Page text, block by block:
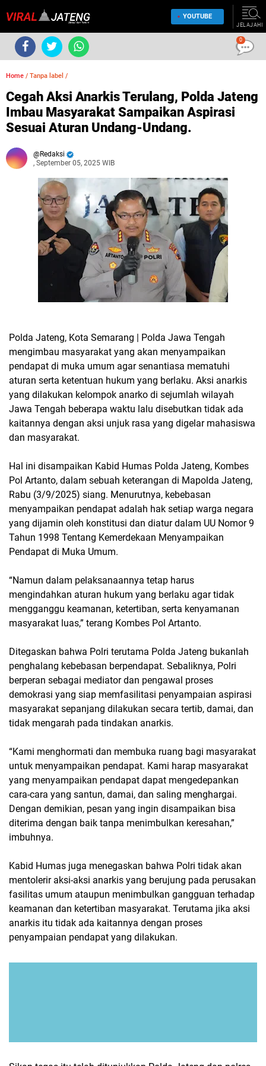
YOUTUBE
JELAJAHI
Home / Tanpa label /
Cegah Aksi Anarkis Terulang, Polda Jateng
Imbau Masyarakat Sampaikan Aspirasi
Sesuai Aturan Undang-Undang.
Redaksi
, September 05, 2025 WIB
Polda Jateng, Kota Semarang | Polda Jawa Tengah
mengimbau masyarakat yang akan menyampaikan
pendapat di muka umum agar senantiasa mematuhi
aturan serta ketentuan hukum yang berlaku. Aksi anarkis
yang dilakukan kelompok anarko di sejumlah wilayah
Jawa Tengah beberapa waktu lalu disebutkan tidak ada
kaitannya dengan aksi unjuk rasa yang digelar mahasiswa
dan masyarakat.
Hal ini disampaikan Kabid Humas Polda Jateng, Kombes
Pol Artanto, dalam sebuah keterangan di Mapolda Jateng,
Rabu (3/9/2025) siang. Menurutnya, kebebasan
menyampaikan pendapat adalah hak setiap warga negara
yang dijamin oleh konstitusi dan diatur dalam UU Nomor 9
Tahun 1998 Tentang Kemerdekaan Menyampaikan
Pendapat di Muka Umum.
“Namun dalam pelaksanaannya tetap harus
mengindahkan aturan hukum yang berlaku agar tidak
mengganggu keamanan, ketertiban, serta kenyamanan
masyarakat luas,” terang Kombes Pol Artanto.
Ditegaskan bahwa Polri terutama Polda Jateng bukanlah
penghalang kebebasan berpendapat. Sebaliknya, Polri
berperan sebagai mediator dan pengawal proses
demokrasi yang siap memfasilitasi penyampaian aspirasi
masyarakat sepanjang dilakukan secara tertib, damai, dan
tidak mengarah pada tindakan anarkis.
“Kami menghormati dan membuka ruang bagi masyarakat
untuk menyampaikan pendapat. Kami harap masyarakat
yang menyampaikan pendapat dapat mengedepankan
cara-cara yang santun, damai, dan saling menghargai.
Dengan demikian, pesan yang ingin disampaikan bisa
diterima dengan baik tanpa menimbulkan keresahan,”
imbuhnya.
Kabid Humas juga menegaskan bahwa Polri tidak akan
mentolerir aksi-aksi anarkis yang berujung pada perusakan
fasilitas umum ataupun menimbulkan gangguan terhadap
keamanan dan ketertiban masyarakat. Terutama jika aksi
anarkis itu tidak ada kaitannya dengan proses
penyampaian pendapat yang dilakukan.
0